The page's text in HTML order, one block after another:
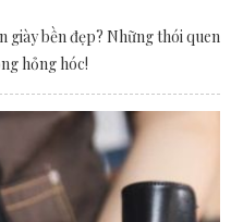
giày bền đẹp? Những thói quen
hỏng hóc!